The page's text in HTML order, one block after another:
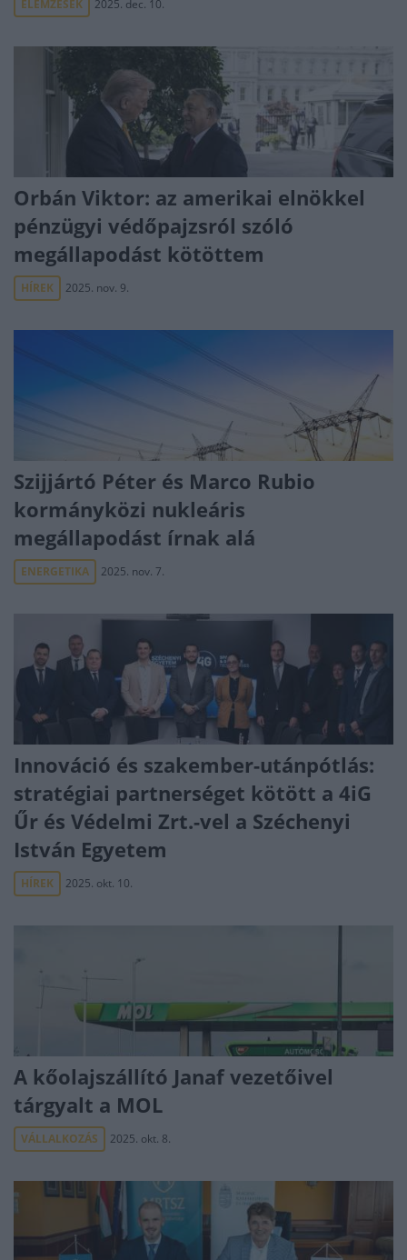
ELEMZÉSEK 2025. dec. 10.
Orbán Viktor: az amerikai elnökkel
pénzügyi védőpajzsról szóló
megállapodást kötöttem
HÍREK 2025. nov. 9.
Szijjártó Péter és Marco Rubio
kormányközi nukleáris
megállapodást írnak alá
ENERGETIKA 2025. nov. 7.
Innováció és szakember-utánpótlás:
stratégiai partnerséget kötött a 4iG
Űr és Védelmi Zrt.-vel a Széchenyi
István Egyetem
HÍREK 2025. okt. 10.
A kőolajszállító Janaf vezetőivel
tárgyalt a MOL
VÁLLALKOZÁS 2025. okt. 8.